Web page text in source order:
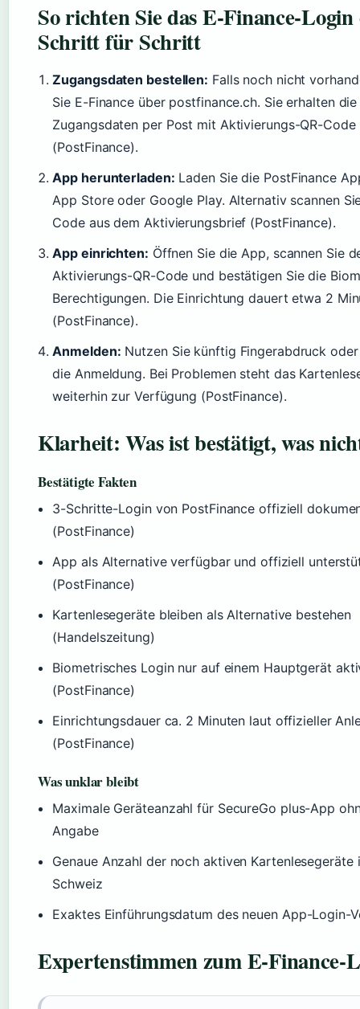
So richten Sie das E-Finance-
Schritt für Schritt
Zugangsdaten bestellen: Falls noch nicht
Sie E-Finance über postfinance.ch. Sie erhalten die
Zugangsdaten per Post mit Aktivierungs-QR-Code
(PostFinance).
App herunterladen: Laden Sie die PostFinance
App Store oder Google Play. Alternativ scannen
Code aus dem Aktivierungsbrief (PostFinance).
App einrichten: Öffnen Sie die App, scannen Sie
Aktivierungs-QR-Code und bestätigen Sie die
Berechtigungen. Die Einrichtung dauert etwa 2
(PostFinance).
Anmelden: Nutzen Sie künftig Fingerabdruck
die Anmeldung. Bei Problemen steht das
weiterhin zur Verfügung (PostFinance).
Klarheit: Was ist bestätigt, was
Bestätigte Fakten
3-Schritte-Login von PostFinance offiziell
(PostFinance)
App als Alternative verfügbar und offiziell
(PostFinance)
Kartenlesegeräte bleiben als Alternative bestehen
(Handelszeitung)
Biometrisches Login nur auf einem Hauptgerät
(PostFinance)
Einrichtungsdauer ca. 2 Minuten laut offizieller
(PostFinance)
Was unklar bleibt
Maximale Geräteanzahl für SecureGo plus-App
Angabe
Genaue Anzahl der noch aktiven Kartenlesegeräte
Schweiz
Exaktes Einführungsdatum des neuen App-Login-
Expertenstimmen zum E-Finance-